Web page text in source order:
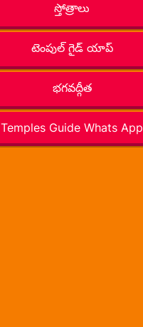
స్తోత్రాలు
టెంపుల్ గైడ్ యాప్
భగవద్గీత
Temples Guide Whats App